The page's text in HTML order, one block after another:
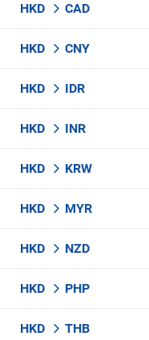
HKD CAD
HKD CNY
HKD IDR
HKD INR
HKD KRW
HKD MYR
HKD NZD
HKD PHP
HKD THB